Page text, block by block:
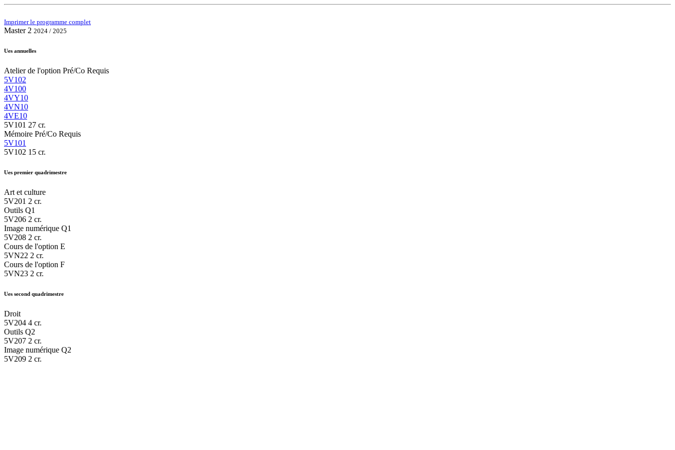
Imprimer le programme complet
Master 2 2024 / 2025
Ues annuelles
Atelier de l'option Pré/Co Requis
5V102
4V100
4VY10
4VN10
4VE10
5V101 27 cr.
Mémoire Pré/Co Requis
5V101
5V102 15 cr.
Ues premier quadrimestre
Art et culture
5V201 2 cr.
Outils Q1
5V206 2 cr.
Image numérique Q1
5V208 2 cr.
Cours de l'option E
5VN22 2 cr.
Cours de l'option F
5VN23 2 cr.
Ues second quadrimestre
Droit
5V204 4 cr.
Outils Q2
5V207 2 cr.
Image numérique Q2
5V209 2 cr.